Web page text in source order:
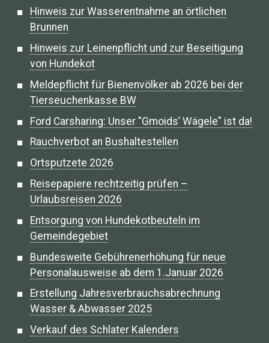
Hinweis zur Wasserentnahme an örtlichen
Brunnen
Hinweis zur Leinenpflicht und zur Beseitigung
von Hundekot
Meldepflicht für Bienenvölker ab 2026 bei der
Tierseuchenkasse BW
Ford Carsharing: Unser "Gmoids’ Wägele" ist da!
Rauchverbot an Bushaltestellen
Ortsputzete 2026
Reisepapiere rechtzeitig prüfen –
Urlaubsreisen 2026
Entsorgung von Hundekotbeuteln im
Gemeindegebiet
Bundesweite Gebührenerhöhung für neue
Personalausweise ab dem 1.Januar 2026
Erstellung Jahresverbrauchsabrechnung
Wasser & Abwasser 2025
Verkauf des Schlater Kalenders